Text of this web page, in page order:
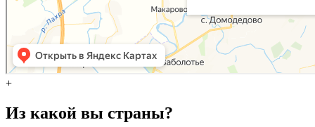
+
Из какой вы страны?